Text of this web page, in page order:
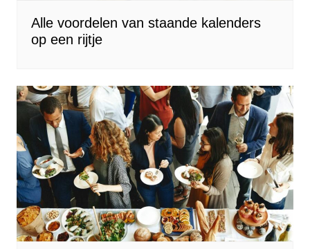
Alle voordelen van staande kalenders
op een rijtje